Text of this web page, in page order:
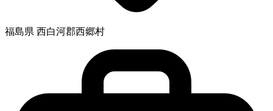
福島県 西白河郡西郷村